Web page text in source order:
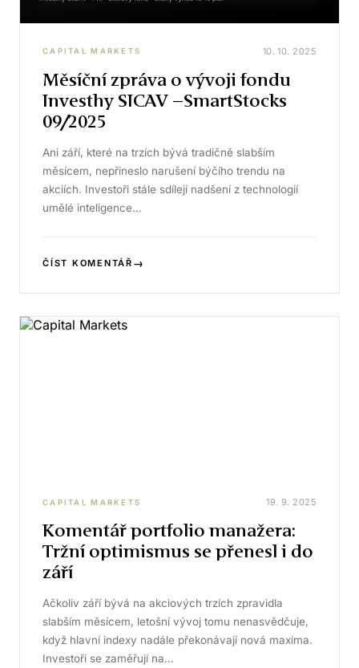
CAPITAL MARKETS 10. 10. 2025
Měsíční zpráva o vývoji fondu
Investhy SICAV –SmartStocks
09/2025
Ani září, které na trzích bývá tradičně slabším
měsícem, nepřineslo narušení býčího trendu na
akciích. Investoři stále sdílejí nadšení z technologií
umělé inteligence…
ČÍST KOMENTÁŘ →
CAPITAL MARKETS 19. 9. 2025
Komentář portfolio manažera:
Tržní optimismus se přenesl i do
září
Ačkoliv září bývá na akciových trzích zpravidla
slabším měsícem, letošní vývoj tomu nenasvědčuje,
když hlavní indexy nadále překonávají nová maxima.
Investoři se zaměřují na…